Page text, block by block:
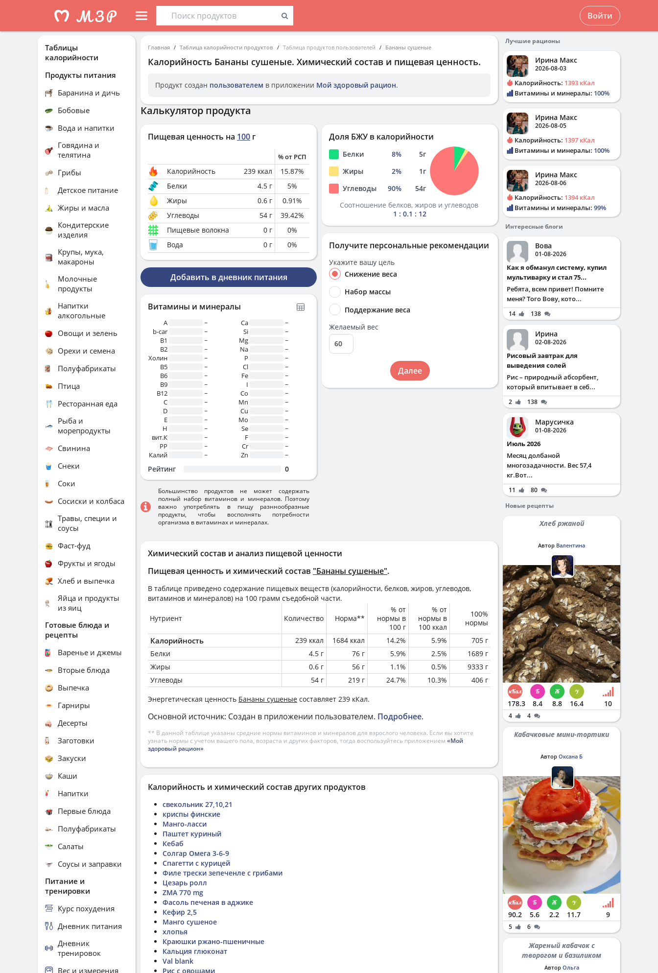
Войти
Главная Таблица калорийности продуктов Таблица продуктов пользователей Бананы сушеные
Калорийность Бананы сушеные. Химический состав и пищевая ценность.
Продукт создан пользователем в приложении Мой здоровый рацион.
Химический состав и анализ пищевой ценности
Пищевая ценность и химический состав "Бананы сушеные".
В таблице приведено содержание пищевых веществ (калорийности, белков, жиров, углеводов,
витаминов и минералов) на 100 грамм съедобной части.
Нутриент Количество Норма**
% от
нормы в
100 г
% от
нормы в
100 ккал
100%
нормы
Калорийность 239 ккал 1684 ккал 14.2% 5.9%
705 г
Белки
4.5 г 76 г 5.9% 2.5%
1689 г
Жиры
0.6 г 56 г 1.1% 0.5%
9333 г
Углеводы
54 г 219 г 24.7% 10.3% 406 г
Энергетическая ценность Бананы сушеные составляет 239 кКал.
Основной источник: Создан в приложении пользователем. Подробнее.
** В данной таблице указаны средние нормы витаминов и минералов для взрослого человека. Если вы хотите
узнать нормы с учетом вашего пола, возраста и других факторов, тогда воспользуйтесь приложением «Мой
здоровый рацион».
Калькулятор продукта
Пищевая ценность на 100 г
% от РСП
Калорийность 239 ккал 15.87%
Белки
4.5 г 5%
Жиры
0.6 г 0.91%
Углеводы
54 г 39.42%
Пищевые волокна
0 г 0%
Вода
0 г 0%
Добавить в дневник питания
Витамины и минералы
A
~
b-car
~
В1
~
B2
~
Холин
~
B5
~
B6
~
B9
~
B12
~
C
~
D
~
E
~
H
~
вит.К
~
PP
~
Калий
~
Ca
~
Si
~
Mg
~
Na
~
P
~
Cl
~
Fe
~
I
~
Co
~
Mn
~
Cu
~
Mo
~
Se
~
F
~
Cr
~
Zn
~
Рейтинг 0
Большинство продуктов не может содержать
полный набор витаминов и минералов. Поэтому
важно употреблять в пищу разннообразные
продукты, чтобы восполнять потребности
организма в витаминах и минералах.
Доля БЖУ в калорийности
Белки 8% 5г
Жиры
2% 1г
Углеводы
90% 54г
Соотношение белков, жиров и углеводов
1 : 0.1 : 12
Получите персональные рекомендации
Укажите вашу цель
Снижение веса
Набор массы
Поддержание веса
Желаемый вес
Далее
Калорийность и химический состав других продуктов
свекольник 27,10,21
криспы финские
Манго-ласси
Паштет куриный
Кебаб
Солгар Омега 3-6-9
Спагетти с курицей
Филе трески зепеченле с грибами
Цезарь ролл
ZMA 770 mg
Фасоль печеная в аджике
Кефир 2,5
Манго сушеное
хлопья
Краюшки ржано-пшеничные
Кальция глюконат
Val blank
Рис с овощами
Таблицы
калорийности
Продукты питания
Баранина и дичь
Бобовые
Вода и напитки
Говядина и
телятина
Грибы
Детское питание
Жиры и масла
Кондитерские
изделия
Крупы, мука,
макароны
Молочные
продукты
Напитки
алкогольные
Овощи и зелень
Орехи и семена
Полуфабрикаты
Птица
Ресторанная еда
Рыба и
морепродукты
Свинина
Снеки
Соки
Сосиски и колбаса
Травы, специи и
соусы
Фаст-фуд
Фрукты и ягоды
Хлеб и выпечка
Яйца и продукты
из яиц
Готовые блюда и
рецепты
Варенье и джемы
Вторые блюда
Выпечка
Гарниры
Десерты
Заготовки
Закуски
Каши
Напитки
Первые блюда
Полуфабрикаты
Салаты
Соусы и заправки
Питание и
тренировки
Курс похудения
Дневник питания
Дневник
тренировок
Вес и измерения
Лучшие рационы
Ирина Макс
2026-08-03
Калорийность: 1393 кКал
Витамины и минералы: 100%
Ирина Макс
2026-08-05
Калорийность: 1397 кКал
Витамины и минералы: 100%
Ирина Макс
2026-08-06
Калорийность: 1394 кКал
Витамины и минералы: 99%
Интересные блоги
Вова
01-08-2026
Как я обманул систему, купил
мультиварку и стал 75...
Ребята, всем привет! Помните
меня? Того Вову, кото...
14 138
Ирина
02-08-2026
Рисовый завтрак для
выведения солей
Рис – природный абсорбент,
который впитывает в себ...
2 138
Марусичка
01-08-2026
Июль 2026
Месяц долбаной
многозадачности. Вес 57,4
кг.Вот...
11
80
Новые рецепты
Хлеб ржаной
Автор Валентина
178.3 8.4 8.8 16.4 10
4 4
Кабачковые мини-тортики
Автор Оксана Б
90.2 5.6 2.2 11.7 9
5 6
Жареный кабачок с
творогом и базиликом
Автор Ольга